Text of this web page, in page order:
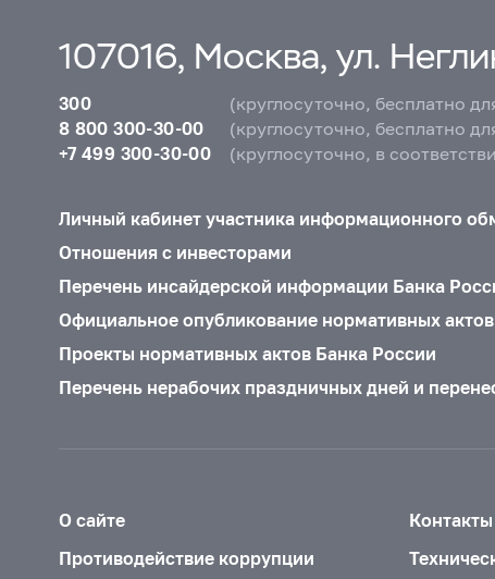
107016, Москва, ул.
300
(круглосуточно, бесплатно
8 800 300-30-00
(круглосуточно, бесплатно
+7 499 300-30-00
(круглосуточно, в
Личный кабинет участника информационного
Отношения с инвесторами
Перечень инсайдерской информации Банка
Официальное опубликование нормативных
Проекты нормативных актов Банка России
Перечень нерабочих праздничных дней и
О сайте
Контакты
Противодействие коррупции